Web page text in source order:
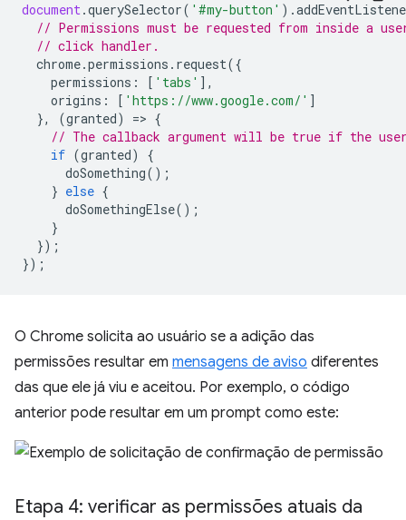
document.querySelector( '#my-button' ).
// Permissions must be requested from inside a
// click handler.
chrome.permissions . request({
permissions : [ 'tabs' ],
origins : [ 'https://www.google.com/' ]
},
(granted) => {
// The callback argument will be true if the
if (granted)
{
doSomething();
} else {
doSomethingElse();
}
});
});
O Chrome solicita ao usuário se a adição das
permissões resultar em mensagens de aviso diferentes
das que ele já viu e aceitou. Por exemplo, o código
anterior pode resultar em um prompt como este:
Etapa 4: verificar as permissões atuais da